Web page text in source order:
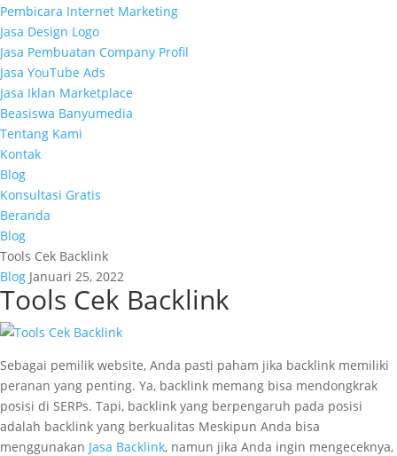
Pembicara Internet Marketing
Jasa Design Logo
Jasa Pembuatan Company Profil
Jasa YouTube Ads
Jasa Iklan Marketplace
Beasiswa Banyumedia
Tentang Kami
Kontak
Blog
Konsultasi Gratis
Beranda
Blog
Tools Cek Backlink
Blog Januari 25, 2022
Tools Cek Backlink
Sebagai pemilik website, Anda pasti paham jika backlink memiliki
peranan yang penting. Ya, backlink memang bisa mendongkrak
posisi di SERPs. Tapi, backlink yang berpengaruh pada posisi
adalah backlink yang berkualitas Meskipun Anda bisa
menggunakan Jasa Backlink, namun jika Anda ingin mengeceknya,